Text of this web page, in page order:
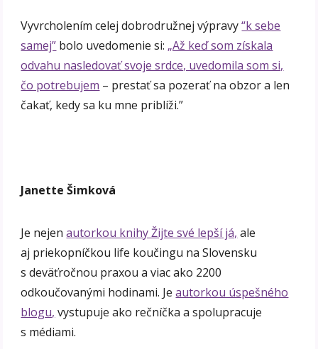
Vyvrcholením celej dobrodružnej výpravy“k sebe
samej” bolo uvedomenie si: „Až keď som získala
odvahu nasledovať svoje srdce, uvedomila som si,
čo potrebujem – prestať sa pozerať na obzor a len
čakať, kedy sa ku mne priblíži.”
Janette Šimková
Je nejenautorkou knihy Žijte své lepší já, ale
aj priekopníčkou life koučingu na Slovensku
s deväťročnou praxou a viac ako 2200
odkoučovanými hodinami. Jeautorkou úspešného
blogu, vystupuje ako rečníčka a spolupracuje
s médiami.